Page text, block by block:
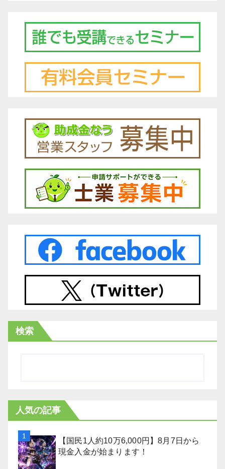
検索
人気の記事
【国民1人約10万6,000円】8月7日から
現金入金が始まります！